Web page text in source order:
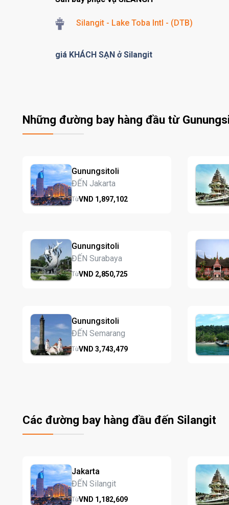
Silangit - Lake Toba Intl - (DTB)
giá KHÁCH SẠN ở Silangit
Những đường bay hàng đầu từ
Gunungsitoli
ĐẾN Jakarta
TừVND 1,897,102
Gunungsitoli
ĐẾN Surabaya
TừVND 2,850,725
Gunungsitoli
ĐẾN Semarang
TừVND 3,743,479
Các đường bay hàng đầu đến Silangit
Jakarta
ĐẾN Silangit
TừVND 1,182,609